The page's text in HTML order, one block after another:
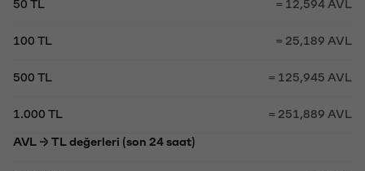
50 TL = 12,594 AVL
100 TL = 25,189 AVL
500 TL = 125,945 AVL
1.000 TL = 251,889 AVL
AVL → TL değerleri (son 24 saat)